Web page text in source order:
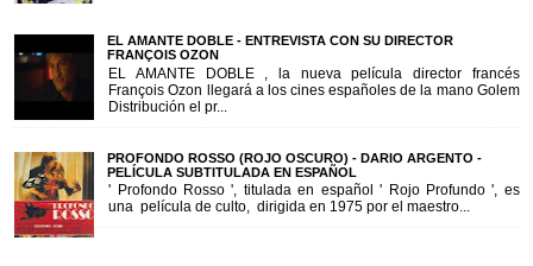
EL AMANTE DOBLE - ENTREVISTA CON SU DIRECTOR
FRANÇOIS OZON
EL AMANTE DOBLE , la nueva película director francés
François Ozon llegará a los cines españoles de la mano Golem
Distribución el pr...
PROFONDO ROSSO (ROJO OSCURO) - DARIO ARGENTO -
PELÍCULA SUBTITULADA EN ESPAÑOL
' Profondo Rosso ', titulada en español ' Rojo Profundo ', es
una película de culto, dirigida en 1975 por el maestro...